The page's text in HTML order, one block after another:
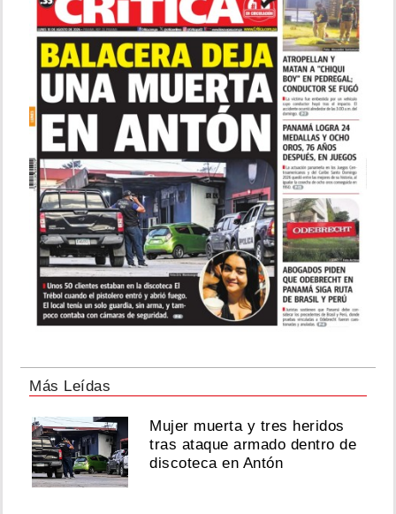
Más Leídas
Mujer muerta y tres heridos
tras ataque armado dentro de
discoteca en Antón